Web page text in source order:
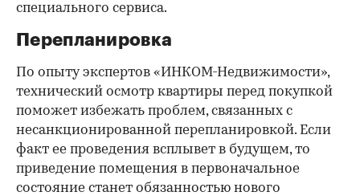
специального сервиса.
Перепланировка
По опыту экспертов «ИНКОМ-Недвижимости»,
технический осмотр квартиры перед покупкой
поможет избежать проблем, связанных с
несанкционированной перепланировкой. Если
факт ее проведения всплывет в будущем, то
приведение помещения в первоначальное
состояние станет обязанностью нового